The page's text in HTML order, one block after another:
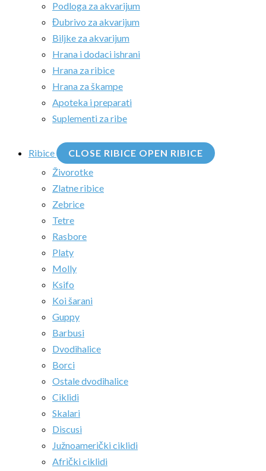
Podloga za akvarijum
Đubrivo za akvarijum
Biljke za akvarijum
Hrana i dodaci ishrani
Hrana za ribice
Hrana za škampe
Apoteka i preparati
Suplementi za ribe
Ribice CLOSE RIBICE OPEN RIBICE
Živorotke
Zlatne ribice
Zebrice
Tetre
Rasbore
Platy
Molly
Ksifo
Koi šarani
Guppy
Barbusi
Dvodihalice
Borci
Ostale dvodihalice
Ciklidi
Skalari
Discusi
Južnoamerički ciklidi
Afrički ciklidi